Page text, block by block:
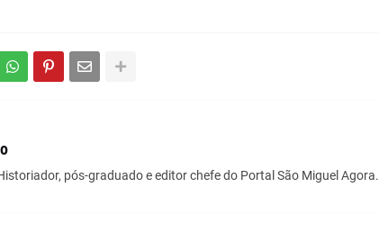
pós-graduado e editor chefe do Portal São Miguel Agora.